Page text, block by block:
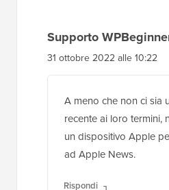
Supporto
31 ottobre 2022 alle 10:22
A meno che non ci sia
recente ai loro termini,
un dispositivo Apple
ad Apple News.
Rispondi